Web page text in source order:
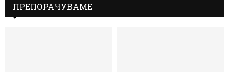
ПРЕПОРАЧУВАМЕ